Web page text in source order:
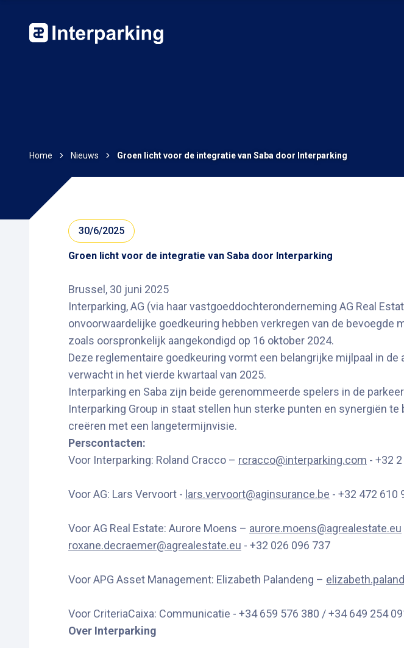
Home Nieuws Groen licht voor de integratie van Saba door Interparking
30/6/2025
Groen licht voor de integratie van Saba door Interparking
Brussel, 30 juni 2025
Interparking, AG (via haar vastgoeddochteronderneming AG Real
onvoorwaardelijke goedkeuring hebben verkregen van de
zoals oorspronkelijk aangekondigd op 16 oktober 2024.
Deze reglementaire goedkeuring vormt een belangrijke mijlpaal in
verwacht in het vierde kwartaal van 2025.
Interparking en Saba zijn beide gerenommeerde spelers in de
Interparking Group in staat stellen hun sterke punten en synergiën
creëren met een langetermijnvisie.
Perscontacten:
Voor Interparking: Roland Cracco – rcracco@interparking.com - +32
Voor AG: Lars Vervoort - lars.vervoort@aginsurance.be - +32 472 610
Voor AG Real Estate: Aurore Moens – aurore.moens@agrealestate.eu
roxane.decraemer@agrealestate.eu - +32 026 096 737
Voor APG Asset Management: Elizabeth Palandeng –
Voor CriteriaCaixa: Communicatie - +34 659 576 380 / +34 649 254
Over Interparking